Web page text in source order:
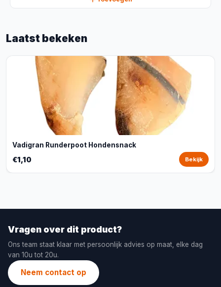
Laatst bekeken
Vadigran Runderpoot Hondensnack
€1,10 Bekijk
Vragen over dit product?
Ons team staat klaar met persoonlijk advies op maat, elke dag
van 10u tot 20u.
Neem contact op